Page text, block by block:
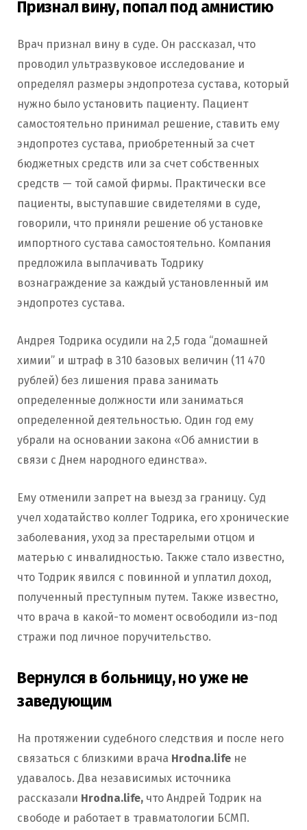
Признал вину, попал под амнистию
Врач признал вину в суде. Он рассказал, что
проводил ультразвуковое исследование и
определял размеры эндопротеза сустава, который
нужно было установить пациенту. Пациент
самостоятельно принимал решение, ставить ему
эндопротез сустава, приобретенный за счет
бюджетных средств или за счет собственных
средств — той самой фирмы. Практически все
пациенты, выступавшие свидетелями в суде,
говорили, что приняли решение об установке
импортного сустава самостоятельно. Компания
предложила выплачивать Тодрику
вознаграждение за каждый установленный им
эндопротез сустава.
Андрея Тодрика осудили на 2,5 года “домашней
химии” и штраф в 310 базовых величин (11 470
рублей) без лишения права занимать
определенные должности или заниматься
определенной деятельностью. Один год ему
убрали на основании закона «Об амнистии в
связи с Днем народного единства».
Ему отменили запрет на выезд за границу. Суд
учел ходатайство коллег Тодрика, его хронические
заболевания, уход за престарелыми отцом и
матерью с инвалидностью. Также стало известно,
что Тодрик явился с повинной и уплатил доход,
полученный преступным путем. Также известно,
что врача в какой-то момент освободили из-под
стражи под личное поручительство.
Вернулся в больницу, но уже не
заведующим
На протяжении судебного следствия и после него
связаться с близкими врача Hrodna.life не
удавалось. Два независимых источника
рассказали Hrodna.life, что Андрей Тодрик на
свободе и работает в травматологии БСМП.